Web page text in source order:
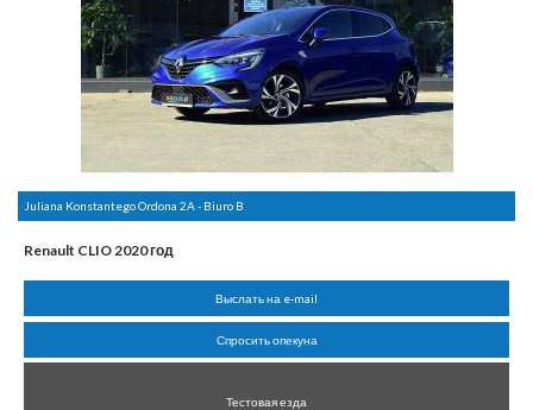
Juliana Konstantego Ordona 2A - Biuro B
Renault CLIO 2020 год
Выслать на e-mail
Спросить опекуна
Тестовая езда